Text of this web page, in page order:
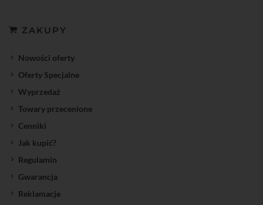
ZAKUPY
Nowości oferty
Oferty Specjalne
Wyprzedaż
Towary przecenione
Cenniki
Jak kupić?
Regulamin
Gwarancja
Reklamacje